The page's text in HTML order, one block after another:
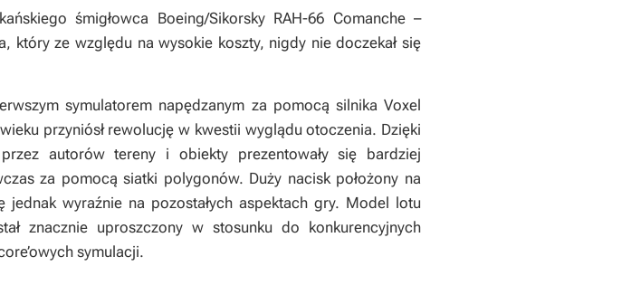
śmigłowca Boeing/Sikorsky RAH-66 Comanche –
który ze względu na wysokie koszty, nigdy nie doczekał się
symulatorem napędzanym za pomocą silnika Voxel
przyniósł rewolucję w kwestii wyglądu otoczenia. Dzięki
autorów tereny i obiekty prezentowały się bardziej
za pomocą siatki polygonów. Duży nacisk położony na
wyraźnie na pozostałych aspektach gry. Model lotu
znacznie uproszczony w stosunku do konkurencyjnych
symulacji.